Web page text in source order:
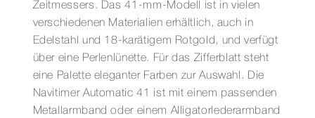
Zeitmessers. Das 41-mm-Modell ist in vielen
verschiedenen Materialien erhältlich, auch in
Edelstahl und 18-karätigem Rotgold, und verfügt
über eine Perlenlünette. Für das Zifferblatt steht
eine Palette eleganter Farben zur Auswahl. Die
Navitimer Automatic 41 ist mit einem passenden
Metallarmband oder einem Alligatorlederarmband